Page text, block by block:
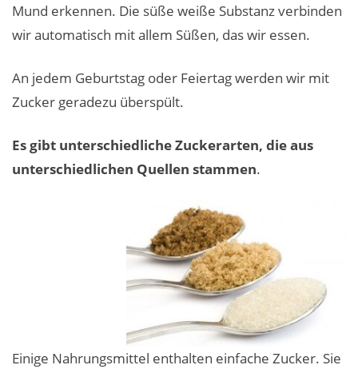
Mund erkennen. Die süße weiße Substanz verbinden
wir automatisch mit allem Süßen, das wir essen.
An jedem Geburtstag oder Feiertag werden wir mit
Zucker geradezu überspült.
Es gibt unterschiedliche Zuckerarten, die aus
unterschiedlichen Quellen stammen.
Einige Nahrungsmittel enthalten einfache Zucker. Sie